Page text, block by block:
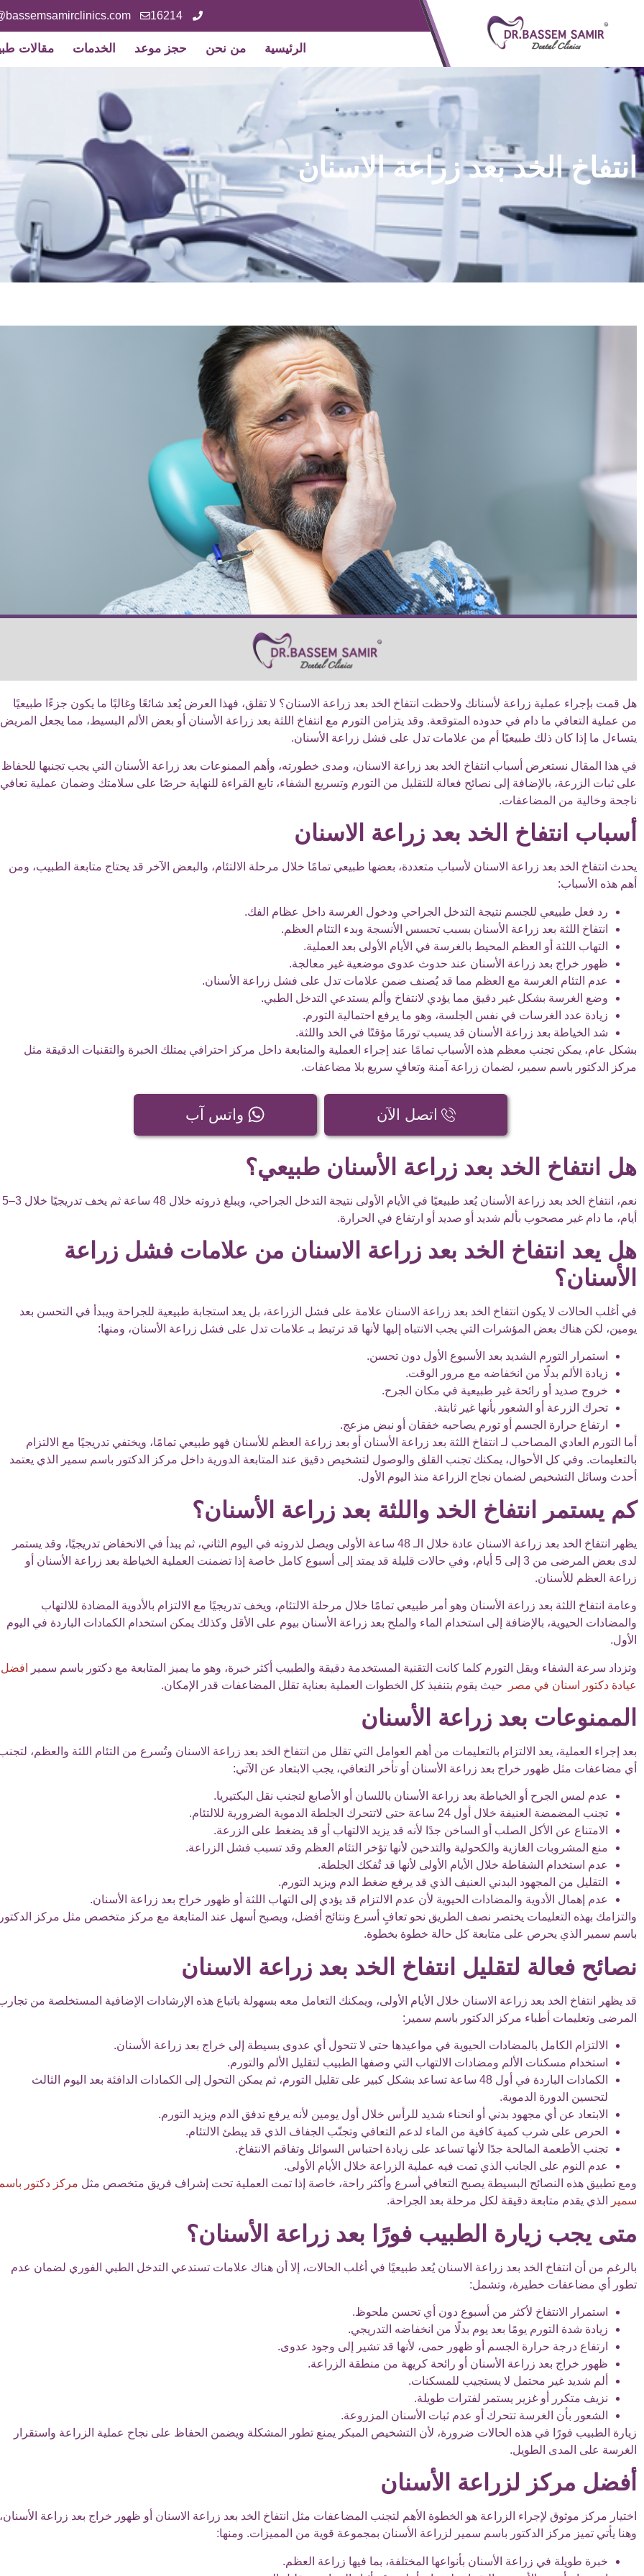
16214
الرئيسية من نحن حجز موعد الخدمات مقالات
انتفاخ الخد بعد زراعة الاسنان
هل قمت بإجراء عملية زراعة لأسنانك ولاحظت انتفاخ الخد بعد زراعة الاسنان؟ لا تقلق، فهذا العرض يُعد شائعًا وغالبًا ما يكون جزءًا طبيعيًا
من عملية التعافي ما دام في حدوده المتوقعة. وقد يتزامن التورم مع انتفاخ اللثة بعد زراعة الأسنان أو بعض الألم البسيط، مما يجعل المريض
يتساءل ما إذا كان ذلك طبيعيًا أم من علامات تدل على فشل زراعة الأسنان.
في هذا المقال نستعرض أسباب انتفاخ الخد بعد زراعة الاسنان، ومدى خطورته، وأهم الممنوعات بعد زراعة الأسنان التي يجب تجنبها للحفاظ
على ثبات الزرعة، بالإضافة إلى نصائح فعالة للتقليل من التورم وتسريع الشفاء، تابع القراءة للنهاية حرصًا على سلامتك وضمان عملية تعافي
ناجحة وخالية من المضاعفات.
أسباب انتفاخ الخد بعد زراعة الاسنان
يحدث انتفاخ الخد بعد زراعة الاسنان لأسباب متعددة، بعضها طبيعي تمامًا خلال مرحلة الالتئام، والبعض الآخر قد يحتاج متابعة الطبيب، ومن
أهم هذه الأسباب:
رد فعل طبيعي للجسم نتيجة التدخل الجراحي ودخول الغرسة داخل عظام الفك.
انتفاخ اللثة بعد زراعة الأسنان بسبب تحسس الأنسجة وبدء التئام العظم.
التهاب اللثة أو العظم المحيط بالغرسة في الأيام الأولى بعد العملية.
ظهور خراج بعد زراعة الأسنان عند حدوث عدوى موضعية غير معالجة.
عدم التئام الغرسة مع العظم مما قد يُصنف ضمن علامات تدل على فشل زراعة الأسنان.
وضع الغرسة بشكل غير دقيق مما يؤدي لانتفاخ وألم يستدعي التدخل الطبي.
زيادة عدد الغرسات في نفس الجلسة، وهو ما يرفع احتمالية التورم.
شد الخياطة بعد زراعة الأسنان قد يسبب تورمًا مؤقتًا في الخد واللثة.
بشكل عام، يمكن تجنب معظم هذه الأسباب تمامًا عند إجراء العملية والمتابعة داخل مركز احترافي يمتلك الخبرة والتقنيات الدقيقة مثل
مركز الدكتور باسم سمير، لضمان زراعة آمنة وتعافٍ سريع بلا مضاعفات.
اتصل الآن واتس آب
هل انتفاخ الخد بعد زراعة الأسنان طبيعي؟
نعم، انتفاخ الخد بعد زراعة الأسنان يُعد طبيعيًا في الأيام الأولى نتيجة التدخل الجراحي، ويبلغ ذروته خلال 48 ساعة ثم يخف تدريجيًا خلال 3–5
أيام، ما دام غير مصحوب بألم شديد أو صديد أو ارتفاع في الحرارة.
هل يعد انتفاخ الخد بعد زراعة الاسنان من علامات فشل زراعة
الأسنان؟
في أغلب الحالات لا يكون انتفاخ الخد بعد زراعة الاسنان علامة على فشل الزراعة، بل يعد استجابة طبيعية للجراحة ويبدأ في التحسن بعد
يومين، لكن هناك بعض المؤشرات التي يجب الانتباه إليها لأنها قد ترتبط بـ علامات تدل على فشل زراعة الأسنان، ومنها:
استمرار التورم الشديد بعد الأسبوع الأول دون تحسن.
زيادة الألم بدلًا من انخفاضه مع مرور الوقت.
خروج صديد أو رائحة غير طبيعية في مكان الجرح.
تحرك الزرعة أو الشعور بأنها غير ثابتة.
ارتفاع حرارة الجسم أو تورم يصاحبه خفقان أو نبض مزعج.
أما التورم العادي المصاحب لـ انتفاخ اللثة بعد زراعة الأسنان أو بعد زراعة العظم للأسنان فهو طبيعي تمامًا، ويختفي تدريجيًا مع الالتزام
بالتعليمات. وفي كل الأحوال، يمكنك تجنب القلق والوصول لتشخيص دقيق عند المتابعة الدورية داخل مركز الدكتور باسم سمير الذي يعتمد
أحدث وسائل التشخيص لضمان نجاح الزراعة منذ اليوم الأول.
كم يستمر انتفاخ الخد واللثة بعد زراعة الأسنان؟
يظهر انتفاخ الخد بعد زراعة الاسنان عادة خلال الـ 48 ساعة الأولى ويصل لذروته في اليوم الثاني، ثم يبدأ في الانخفاض تدريجيًا، وقد يستمر
لدى بعض المرضى من 3 إلى 5 أيام، وفي حالات قليلة قد يمتد إلى أسبوع كامل خاصة إذا تضمنت العملية الخياطة بعد زراعة الأسنان أو
زراعة العظم للأسنان.
وعامة انتفاخ اللثة بعد زراعة الأسنان وهو أمر طبيعي تمامًا خلال مرحلة الالتئام، ويخف تدريجيًا مع الالتزام بالأدوية المضادة للالتهاب
والمضادات الحيوية، بالإضافة إلى استخدام الماء والملح بعد زراعة الأسنان بيوم على الأقل وكذلك يمكن استخدام الكمادات الباردة في اليوم
الأول.
وتزداد سرعة الشفاء ويقل التورم كلما كانت التقنية المستخدمة دقيقة والطبيب أكثر خبرة، وهو ما يميز المتابعة مع دكتور باسم سمير
افضل
عيادة دكتور اسنان في مصر
حيث يقوم بتنفيذ كل الخطوات العملية بعناية تقلل المضاعفات قدر الإمكان.
الممنوعات بعد زراعة الأسنان
بعد إجراء العملية، يعد الالتزام بالتعليمات من أهم العوامل التي تقلل من انتفاخ الخد بعد زراعة الاسنان وتُسرع من التئام اللثة والعظم،
أي مضاعفات مثل ظهور خراج بعد زراعة الأسنان أو تأخر التعافي، يجب الابتعاد عن الآتي:
عدم لمس الجرح أو الخياطة بعد زراعة الأسنان باللسان أو الأصابع لتجنب نقل البكتيريا.
تجنب المضمضة العنيفة خلال أول 24 ساعة حتى لاتتحرك الجلطة الدموية الضرورية للالتئام.
الامتناع عن الأكل الصلب أو الساخن جدًا لأنه قد يزيد الالتهاب أو قد يضغط على الزرعة.
منع المشروبات الغازية والكحولية والتدخين لأنها تؤخر التئام العظم وقد تسبب فشل الزراعة.
عدم استخدام الشفاطة خلال الأيام الأولى لأنها قد تُفكك الجلطة.
التقليل من المجهود البدني العنيف الذي قد يرفع ضغط الدم ويزيد التورم.
عدم إهمال الأدوية والمضادات الحيوية لأن عدم الالتزام قد يؤدي إلى التهاب اللثة أو ظهور خراج بعد زراعة الأسنان.
والتزامك بهذه التعليمات يختصر نصف الطريق نحو تعافٍ أسرع ونتائج أفضل، ويصبح أسهل عند المتابعة مع مركز متخصص مثل مركز الدكتور
باسم سمير الذي يحرص على متابعة كل حالة خطوة بخطوة.
نصائح فعالة لتقليل انتفاخ الخد بعد زراعة الاسنان
قد يظهر انتفاخ الخد بعد زراعة الاسنان خلال الأيام الأولى، ويمكنك التعامل معه بسهولة باتباع هذه الإرشادات الإضافية المستخلصة من
المرضى وتعليمات أطباء مركز الدكتور باسم سمير:
الالتزام الكامل بالمضادات الحيوية في مواعيدها حتى لا تتحول أي عدوى بسيطة إلى خراج بعد زراعة الأسنان.
استخدام مسكنات الألم ومضادات الالتهاب التي وصفها الطبيب لتقليل الألم والتورم.
الكمادات الباردة في أول 48 ساعة تساعد بشكل كبير على تقليل التورم، ثم يمكن التحول إلى الكمادات الدافئة بعد اليوم الثالث
لتحسين الدورة الدموية.
الابتعاد عن أي مجهود بدني أو انحناء شديد للرأس خلال أول يومين لأنه يرفع تدفق الدم ويزيد التورم.
الحرص على شرب كمية كافية من الماء لدعم التعافي وتجنّب الجفاف الذي قد يبطئ الالتئام.
تجنب الأطعمة المالحة جدًا لأنها تساعد على زيادة احتباس السوائل وتفاقم الانتفاخ.
عدم النوم على الجانب الذي تمت فيه عملية الزراعة خلال الأيام الأولى.
ومع تطبيق هذه النصائح البسيطة يصبح التعافي أسرع وأكثر راحة، خاصة إذا تمت العملية تحت إشراف فريق متخصص مثل مركز دكتور باسم
سمير
الذي يقدم متابعة دقيقة لكل مرحلة بعد الجراحة.
متى يجب زيارة الطبيب فورًا بعد زراعة الأسنان؟
بالرغم من أن انتفاخ الخد بعد زراعة الاسنان يُعد طبيعيًا في أغلب الحالات، إلا أن هناك علامات تستدعي التدخل الطبي الفوري لضمان عدم
تطور أي مضاعفات خطيرة، وتشمل:
استمرار الانتفاخ لأكثر من أسبوع دون أي تحسن ملحوظ.
زيادة شدة التورم يومًا بعد يوم بدلًا من انخفاضه التدريجي.
ارتفاع درجة حرارة الجسم أو ظهور حمى، لأنها قد تشير إلى وجود عدوى.
ظهور خراج بعد زراعة الأسنان أو رائحة كريهة من منطقة الزراعة.
ألم شديد غير محتمل لا يستجيب للمسكنات.
نزيف متكرر أو غزير يستمر لفترات طويلة.
الشعور بأن الغرسة تتحرك أو عدم ثبات الأسنان المزروعة.
زيارة الطبيب فورًا في هذه الحالات ضرورة، لأن التشخيص المبكر يمنع تطور المشكلة ويضمن الحفاظ على نجاح عملية الزراعة واستقرار
الغرسة على المدى الطويل.
أفضل مركز لزراعة الأسنان
اختيار مركز موثوق لإجراء الزراعة هو الخطوة الأهم لتجنب المضاعفات مثل انتفاخ الخد بعد زراعة الاسنان أو ظهور خراج بعد زراعة الأسنان،
وهنا يأتي تميز مركز الدكتور باسم سمير لزراعة الأسنان بمجموعة قوية من المميزات. ومنها:
خبرة طويلة في زراعة الأسنان بأنواعها المختلفة، بما فيها زراعة العظم.